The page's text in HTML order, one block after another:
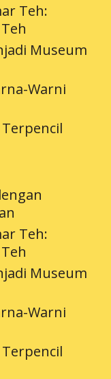
Teh:
Museum
Warni
Teh:
Museum
Warni